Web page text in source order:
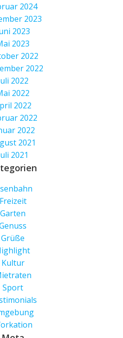
2024
2023
2023
2023
2022
2022
2022
2022
2022
2022
2022
2021
2021
Freizeit
Garten
Grüße
Kultur
Sport